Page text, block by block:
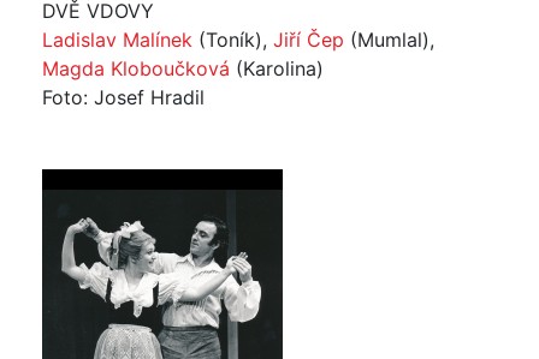
DVĚ VDOVY
Ladislav Malínek (Toník), Jiří Čep (Mumlal),
Magda Kloboučková (Karolina)
Foto: Josef Hradil